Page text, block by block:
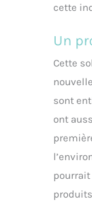
cette
Un
Cette
sont
ont